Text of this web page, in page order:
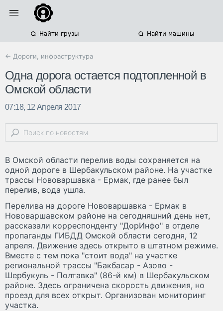
Найти грузы Найти машины
← Дороги, инфраструктура
Одна дорога остается подтопленной в
Омской области
07:18, 12 Апреля 2017
В Омской области перелив воды сохраняется на
одной дороге в Шербакульском районе. На участке
трассы Нововаршавка - Ермак, где ранее был
перелив, вода ушла.
Перелива на дороге Нововаршавка - Ермак в
Нововаршавском районе на сегодняшний день нет,
рассказали корреспонденту "ДорИнфо" в отделе
пропаганды ГИБДД Омской области сегодня, 12
апреля. Движение здесь открыто в штатном режиме.
Вместе с тем пока "стоит вода" на участке
региональной трассы "Бакбасар - Азово -
Шербукуль - Полтавка" (86-й км) в Шербакульском
районе. Здесь ограничена скорость движения, но
проезд для всех открыт. Организован мониторинг
участка.